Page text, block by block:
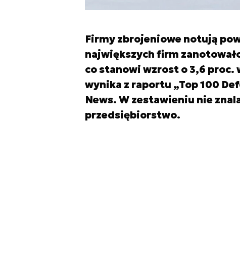
Firmy zbrojeniowe notują
największych firm
co stanowi wzrost o 3,6 proc.
wynika z raportu „Top 100
News. W zestawieniu nie
przedsiębiorstwo.